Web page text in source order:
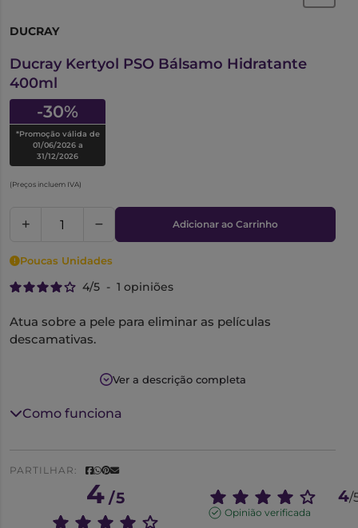
DUCRAY
Ducray Kertyol PSO Bálsamo Hidratante
400ml
-30%
*Promoção válida de
01/06/2026 a
31/12/2026
(Preços incluem IVA)
Adicionar ao Carrinho
Poucas Unidades
4/5 - 1 opiniões
Atua sobre a pele para eliminar as películas
descamativas.
Hidrata, acalma e confortaReduz a vermelhidão e o
prurido. Melhora o estado da pele, diminuindo o
reaparecimento de películas.
Textura rica em bálsamo
Pele mais suave, uniforme e confortada
Ver a descrição completa
Como funciona
PARTILHAR:
4/5 4/
Opinião verificada